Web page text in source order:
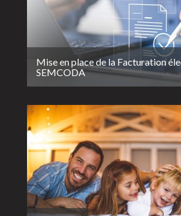
Mise en place de la Facturation
SEMCODA